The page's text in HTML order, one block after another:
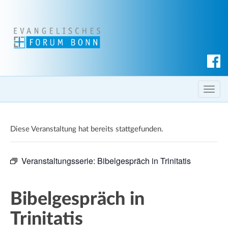
c
h T
o
l
Diese Veranstaltung hat bereits stattgefunden.
Veranstaltungsserie: Bibelgespräch in Trinitatis
Bibelgespräch in
Trinitatis